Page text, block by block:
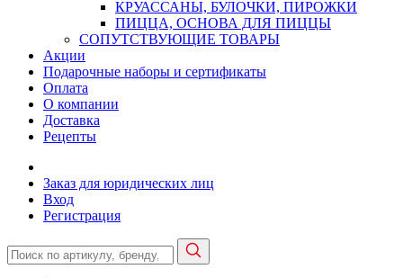
КРУАССАНЫ, БУЛОЧКИ, ПИРОЖКИ
ПИЦЦА, ОСНОВА ДЛЯ ПИЦЦЫ
СОПУТСТВУЮЩИЕ ТОВАРЫ
Акции
Подарочные наборы и сертификаты
Оплата
О компании
Доставка
Рецепты
Заказ для юридических лиц
Вход
Регистрация